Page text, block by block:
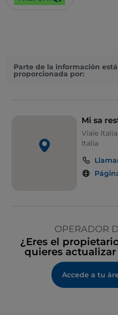
Parte de la información está
proporcionada por:
Mi sa
Viale
Italia
OPERADOR
¿Eres el
quieres
Accede a tu